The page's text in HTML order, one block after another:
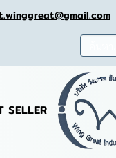
SELLER